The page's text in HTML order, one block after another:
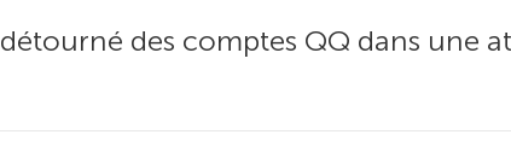
des comptes QQ dans une